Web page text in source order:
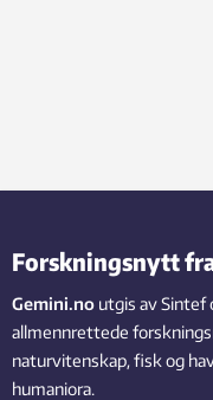
Forskningsnytt
Gemini.no utgis av
allmennrettede
naturvitenskap, fisk og
humaniora.